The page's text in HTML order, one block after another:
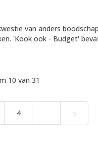
van anders
'Kook ook - Budget'
10 van 31
4 ›